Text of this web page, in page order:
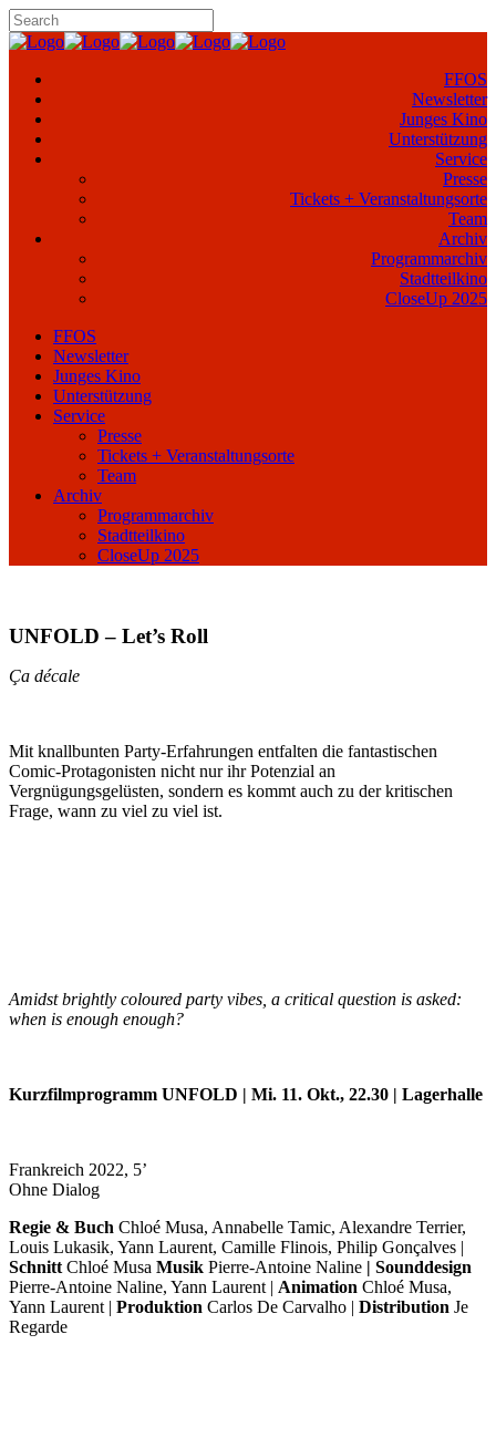
FFOS
Newsletter
Junges Kino
Unterstützung
Service
Presse
Tickets + Veranstaltungsorte
Team
Archiv
Programmarchiv
Stadtteilkino
CloseUp 2025
FFOS
Newsletter
Junges Kino
Unterstützung
Service
Presse
Tickets + Veranstaltungsorte
Team
Archiv
Programmarchiv
Stadtteilkino
CloseUp 2025
UNFOLD – Let’s Roll
Ça décale
Mit knallbunten Party-Erfahrungen entfalten die fantastischen
Comic-Protagonisten nicht nur ihr Potenzial an
Vergnügungsgelüsten, sondern es kommt auch zu der kritischen
Frage, wann zu viel zu viel ist.
Amidst brightly coloured party vibes, a critical question is asked:
when is enough enough?
Kurzfilmprogramm UNFOLD | Mi. 11. Okt., 22.30 | Lagerhalle
Frankreich 2022, 5’
Ohne Dialog
Regie & Buch Chloé Musa, Annabelle Tamic, Alexandre Terrier,
Louis Lukasik, Yann Laurent, Camille Flinois, Philip Gonçalves |
Schnitt Chloé Musa Musik Pierre-Antoine Naline | Sounddesign
Pierre-Antoine Naline, Yann Laurent | Animation Chloé Musa,
Yann Laurent | Produktion Carlos De Carvalho | Distribution Je
Regarde